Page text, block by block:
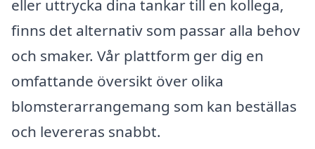
eller uttrycka dina tankar till en kollega,
finns det alternativ som passar alla behov
och smaker. Vår plattform ger dig en
omfattande översikt över olika
blomsterarrangemang som kan beställas
och levereras snabbt.